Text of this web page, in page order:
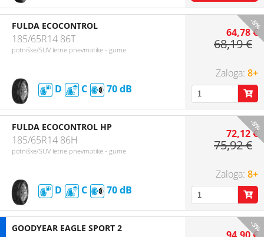
-5%
FULDA ECOCONTROL
185/65R14 86T
potniške/SUV letne pnevmatike - gume
D C 70
64,78 €
68,19 €
8+
-5%
FULDA ECOCONTROL HP
185/65R14 86H
potniške/SUV letne pnevmatike - gume
D C 70
72,12 €
75,92 €
8+
-3%
GOODYEAR EAGLE SPORT 2